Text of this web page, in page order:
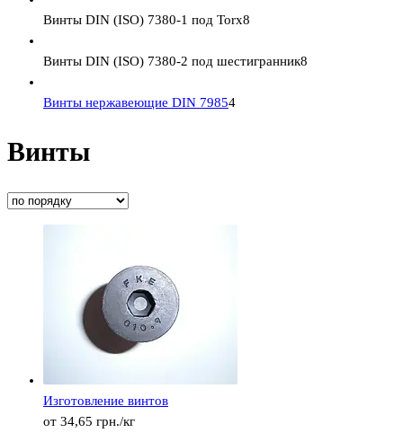
Винты DIN (ISO) 7380-1 под Torx8
Винты DIN (ISO) 7380-2 под шестигранник8
Винты нержавеющие DIN 79854
Винты
Изготовление винтов
от 34,65 грн./кг